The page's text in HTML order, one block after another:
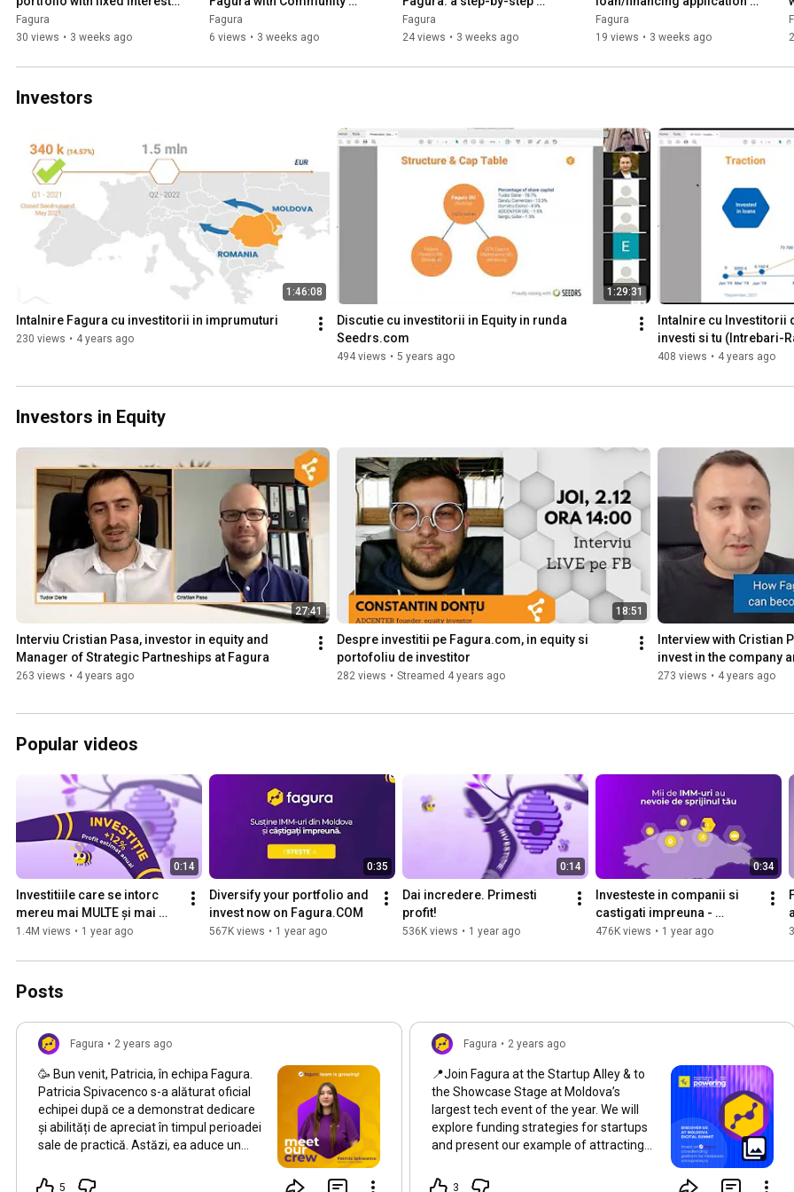
& reserve fund
Fagura
30 views • 3 weeks ago
Offers
Fagura
6 views • 3 weeks ago
guide
Fagura
24 views • 3 weeks ago
on Fagura
Fagura
19 views • 3 weeks ago
Investors
1:46:08
Intalnire Fagura cu investitorii in imprumuturi
230 views • 4 years ago
1:29:31
Discutie cu investitorii in Equity in runda
Seedrs.com
494 views • 5 years ago
Intalnire cu Investitorii
investi si tu (Intrebari-
408 views • 4 years ago
Investors in Equity
27:41
Interviu Cristian Pasa, investor in equity and
Manager of Strategic Partneships at Fagura
263 views • 4 years ago
18:51
Despre investitii pe Fagura.com, in equity si
portofoliu de investitor
282 views • Streamed 4 years ago
Interview with Cristian
invest in the company
273 views • 4 years ago
Popular videos
0:14
Investitiile care se intorc
mereu mai MULTE și mai
BUNE
1.4M views • 1 year ago
0:35
Diversify your portfolio and
invest now on Fagura.COM
567K views • 1 year ago
0:14
Dai incredere. Primesti
profit!
536K views • 1 year ago
0:34
Investeste in companii si
castigati impreuna -
Fagura.RO
476K views • 1 year ago
Posts
Fagura • 2 years ago
🥳 Bun venit, Patricia, în echipa Fagura.
Patricia Spivacenco s-a alăturat oficial
echipei după ce a demonstrat dedicare
și abilități de apreciat în timpul perioadei
sale de practică. Astăzi, ea aduce un
entuziasm în echipa de Suport Clienti.
5
Fagura • 2 years ago
📍Join Fagura at the Startup Alley & to
the Showcase Stage at Moldova’s
largest tech event of the year. We will
explore funding strategies for startups
and present our example of attracting
infrastructure. 🤗 Come meet our team
3